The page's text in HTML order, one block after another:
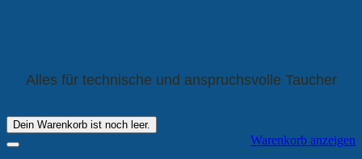
Alles für technische und anspruchsvolle Taucher
Dein Warenkorb ist noch leer.
Warenkorb anzeigen